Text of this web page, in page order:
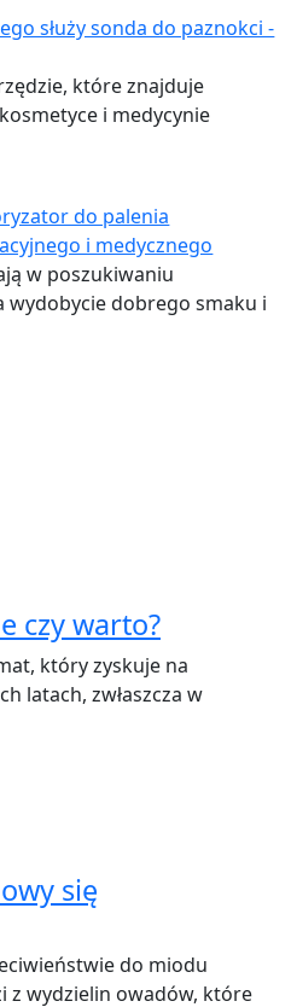
służy sonda do paznokci -
które znajduje
i medycynie
do palenia
i medycznego
w poszukiwaniu
wydobycie dobrego smaku i
czy warto?
który zyskuje na
latach, zwłaszcza w
się
do miodu
z wydzielin owadów, które